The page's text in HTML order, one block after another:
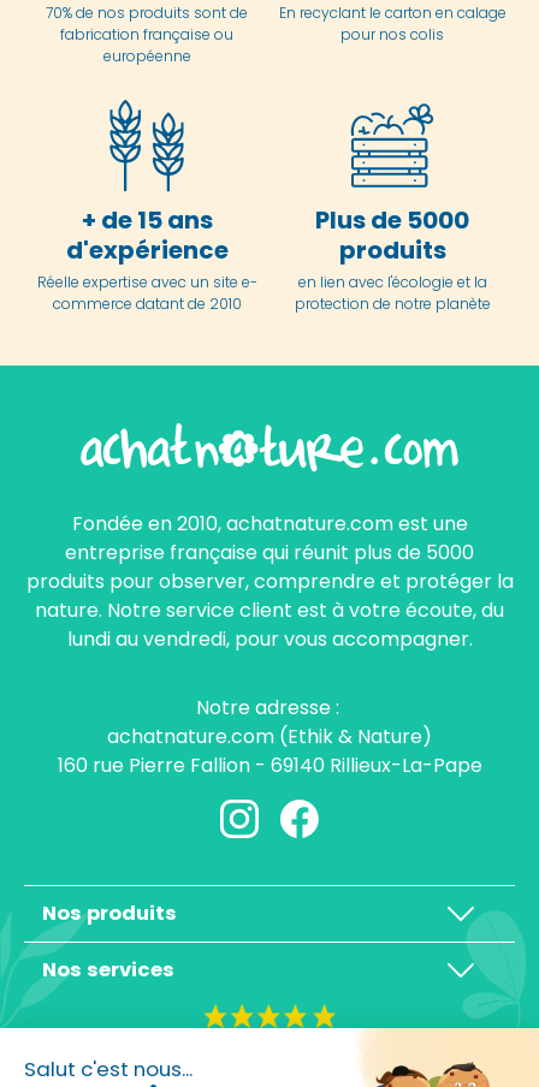
Salut c'est nous...
70% de nos produits sont de
fabrication française ou
européenne
En recyclant le carton en calage
pour nos colis
+ de 15 ans
d'expérience
Réelle expertise avec un site e-
commerce datant de 2010
Plus de 5000
produits
en lien avec l'écologie et la
protection de notre planète
Fondée en 2010, achatnature.com est une
entreprise française qui réunit plus de 5000
produits pour observer, comprendre et protéger la
nature. Notre service client est à votre écoute, du
lundi au vendredi, pour vous accompagner.
Notre adresse :
achatnature.com (Ethik & Nature)
160 rue Pierre Fallion - 69140 Rillieux-La-Pape
Nos produits
Nos services